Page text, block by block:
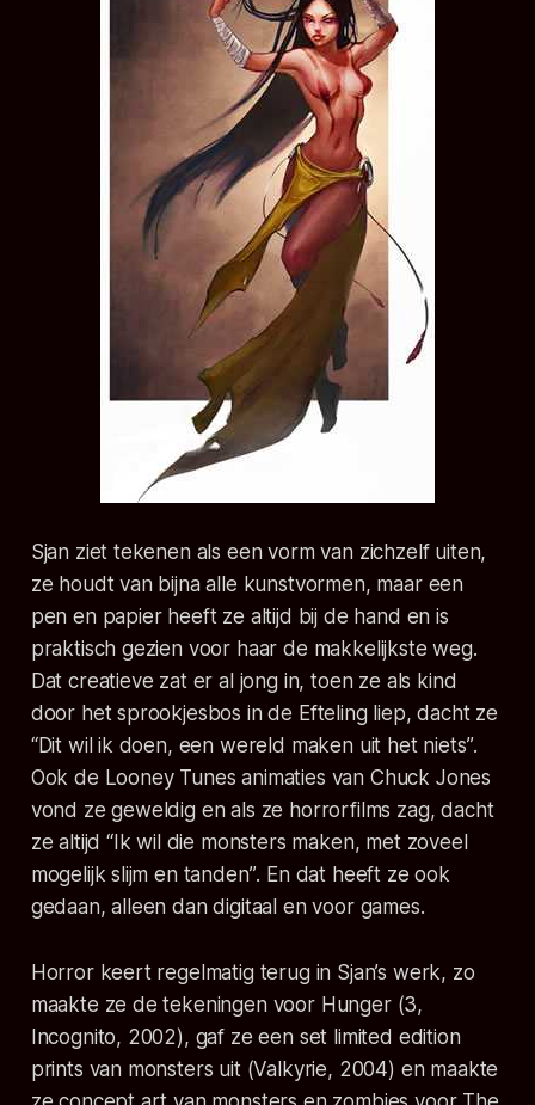
Sjan ziet tekenen als een vorm van zichzelf uiten,
ze houdt van bijna alle kunstvormen, maar een
pen en papier heeft ze altijd bij de hand en is
praktisch gezien voor haar de makkelijkste weg.
Dat creatieve zat er al jong in, toen ze als kind
door het sprookjesbos in de Efteling liep, dacht ze
“Dit wil ik doen, een wereld maken uit het niets”.
Ook de Looney Tunes animaties van Chuck Jones
vond ze geweldig en als ze horrorfilms zag, dacht
ze altijd“Ik wil die monsters maken, met zoveel
mogelijk slijm en tanden”. En dat heeft ze ook
gedaan, alleen dan digitaal en voor games.
Horror keert regelmatig terug in Sjan’s werk, zo
maakte ze de tekeningen voor Hunger (3,
Incognito, 2002), gaf ze een set limited edition
prints van monsters uit (Valkyrie, 2004) en maakte